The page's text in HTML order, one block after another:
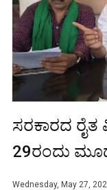
ಸರಕಾರದ
29ರಂದು
Wednesday, May 27,